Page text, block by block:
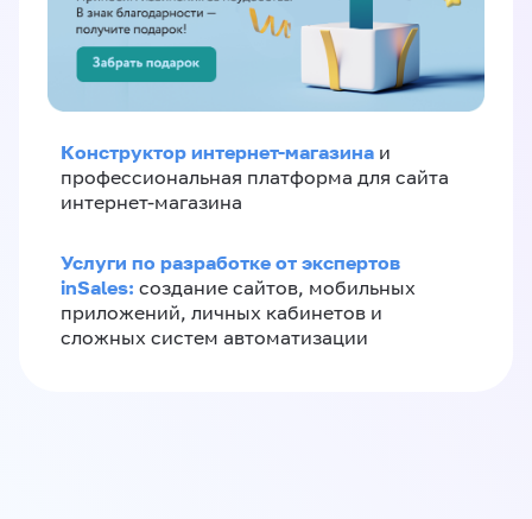
Конструктор интернет-магазина и
профессиональная платформа для сайта
интернет-магазина
Услуги по разработке от экспертов
inSales: создание сайтов, мобильных
приложений, личных кабинетов и
сложных систем автоматизации